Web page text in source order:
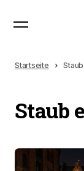
Startseite
Staub